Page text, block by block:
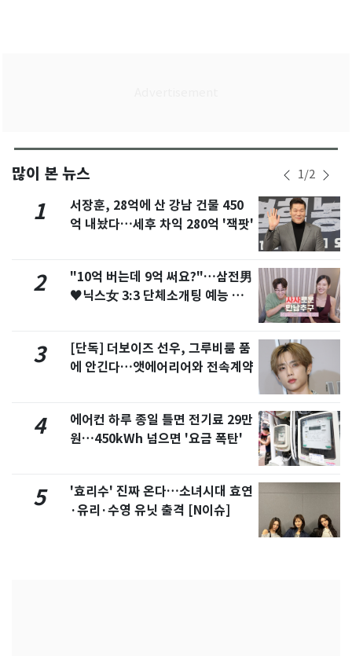
많이 본 뉴스 1/2
1
서장훈, 28억에 산 강남 건물 450
억 내놨다…세후 차익 280억 '잭팟'
2
"10억 버는데 9억 써요?"…삼전男
♥닉스女 3:3 단체소개팅 예능 화
3
[단독] 더보이즈 선우, 그루비룸 품
에 안긴다…앳에어리어와 전속계약
4
에어컨 하루 종일 틀면 전기료 29만
원…450kWh 넘으면 '요금 폭탄'
5
'효리수' 진짜 온다…소녀시대 효연
·유리·수영 유닛 출격 [N이슈]